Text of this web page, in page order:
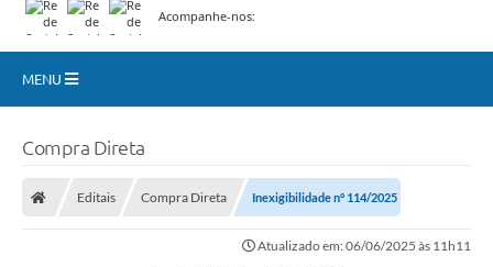
Acompanhe-nos:
MENU
Compra Direta
Editais Compra Direta Inexigibilidade n° 114/2025
Atualizado em: 06/06/2025 às 11h11